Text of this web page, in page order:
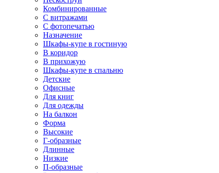
Комбинированные
С витражами
С фотопечатью
Назначение
Шкафы-купе в гостиную
В коридор
В прихожую
Шкафы-купе в спальню
Детские
Офисные
Для книг
Для одежды
На балкон
Форма
Высокие
Г-образные
Длинные
Низкие
П-образные